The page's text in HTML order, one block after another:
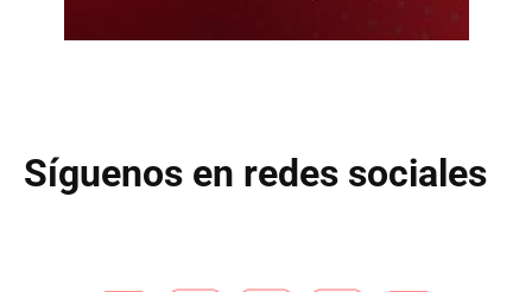
Síguenos en redes sociales